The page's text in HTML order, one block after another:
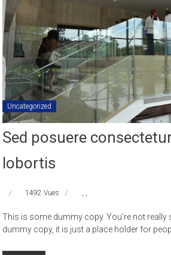
Uncategorized
Sed posuere
lobortis
1492 Vues , ,
This is some dummy copy. You’re not really
dummy copy, it is just a place holder for